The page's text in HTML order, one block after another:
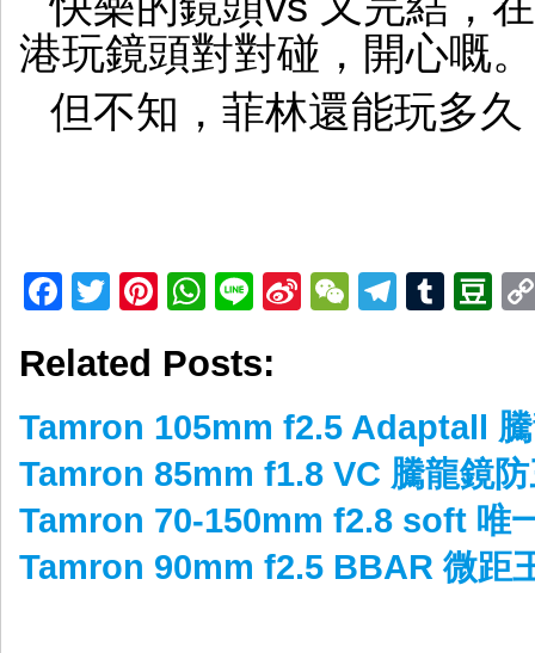
港玩鏡頭對對碰，開心嘅。
但不知，菲林還能玩多
Facebook
TwitterPinterest
WhatsApp
LineSinaWeChat
Related Posts:
Tamron 105mm f2.5 Adaptall
Tamron 85mm f1.8 VC 騰龍鏡
Tamron 70-150mm f2.8 soft 唯
Tamron 90mm f2.5 BBAR 微距